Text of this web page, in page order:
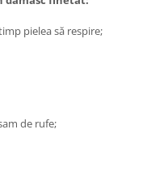
pielea să respire;
de rufe;